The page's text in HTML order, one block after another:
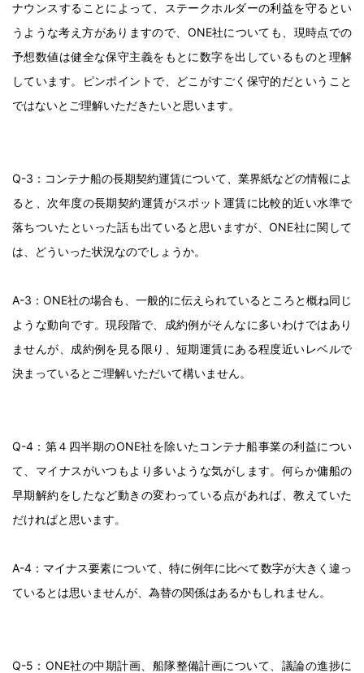
ナウンスすることによって、ステークホルダーの利益を守るとい
うような考え方がありますので、ONE社についても、現時点での
予想数値は健全な保守主義をもとに数字を出しているものと理解
しています。ピンポイントで、どこがすごく保守的だということ
ではないとご理解いただきたいと思います。
Q-3：コンテナ船の長期契約運賃について、業界紙などの情報によ
ると、次年度の長期契約運賃がスポット運賃に比較的近い水準で
落ちついたといった話も出ていると思いますが、ONE社に関して
は、どういった状況なのでしょうか。
A-3：ONE社の場合も、一般的に伝えられているところと概ね同じ
ような動向です。現段階で、成約例がそんなに多いわけではあり
ませんが、成約例を見る限り、短期運賃にある程度近いレベルで
決まっているとご理解いただいて構いません。
Q-4：第４四半期のONE社を除いたコンテナ船事業の利益につい
て、マイナスがいつもより多いような気がします。何らか傭船の
早期解約をしたなど動きの変わっている点があれば、教えていた
だければと思います。
A-4：マイナス要素について、特に例年に比べて数字が大きく違っ
ているとは思いませんが、為替の関係はあるかもしれません。
Q-5：ONE社の中期計画、船隊整備計画について、議論の進捗に